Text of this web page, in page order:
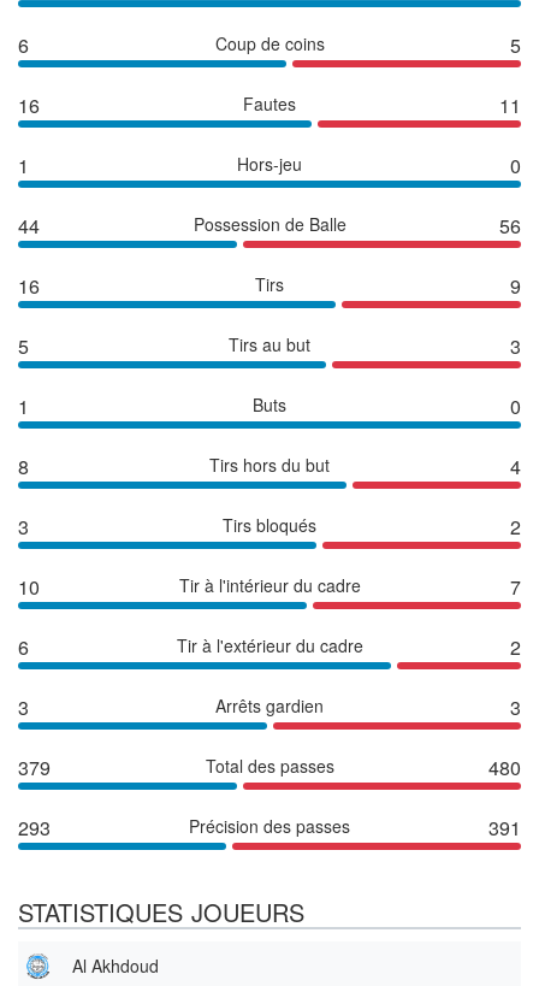
6 Coup de coins 5
16 Fautes 11
1 Hors-jeu 0
44 Possession de Balle 56
16 Tirs 9
5 Tirs au but 3
1 Buts 0
8 Tirs hors du but 4
3 Tirs bloqués 2
10 Tir à l'intérieur du cadre 7
6 Tir à l'extérieur du cadre 2
3 Arrêts gardien 3
379 Total des passes 480
293 Précision des passes 391
STATISTIQUES JOUEURS
Al Akhdoud